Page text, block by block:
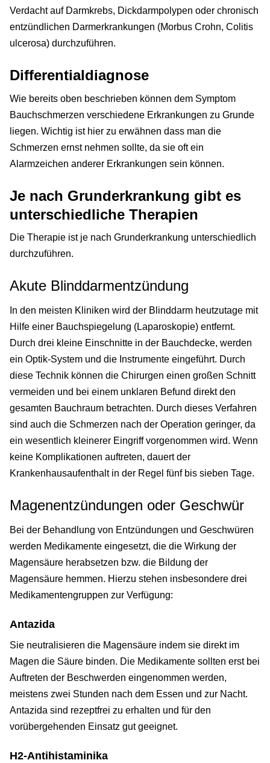
Verdacht auf Darmkrebs, Dickdarmpolypen oder chronisch
entzündlichen Darmerkrankungen (Morbus Crohn, Colitis
ulcerosa) durchzuführen.
Differentialdiagnose
Wie bereits oben beschrieben können dem Symptom
Bauchschmerzen verschiedene Erkrankungen zu Grunde
liegen. Wichtig ist hier zu erwähnen dass man die
Schmerzen ernst nehmen sollte, da sie oft ein
Alarmzeichen anderer Erkrankungen sein können.
Je nach Grunderkrankung gibt es
unterschiedliche Therapien
Die Therapie ist je nach Grunderkrankung unterschiedlich
durchzuführen.
Akute Blinddarmentzündung
In den meisten Kliniken wird der Blinddarm heutzutage mit
Hilfe einer Bauchspiegelung (Laparoskopie) entfernt.
Durch drei kleine Einschnitte in der Bauchdecke, werden
ein Optik-System und die Instrumente eingeführt. Durch
diese Technik können die Chirurgen einen großen Schnitt
vermeiden und bei einem unklaren Befund direkt den
gesamten Bauchraum betrachten. Durch dieses Verfahren
sind auch die Schmerzen nach der Operation geringer, da
ein wesentlich kleinerer Eingriff vorgenommen wird. Wenn
keine Komplikationen auftreten, dauert der
Krankenhausaufenthalt in der Regel fünf bis sieben Tage.
Magenentzündungen oder Geschwür
Bei der Behandlung von Entzündungen und Geschwüren
werden Medikamente eingesetzt, die die Wirkung der
Magensäure herabsetzen bzw. die Bildung der
Magensäure hemmen. Hierzu stehen insbesondere drei
Medikamentengruppen zur Verfügung:
Antazida
Sie neutralisieren die Magensäure indem sie direkt im
Magen die Säure binden. Die Medikamente sollten erst bei
Auftreten der Beschwerden eingenommen werden,
meistens zwei Stunden nach dem Essen und zur Nacht.
Antazida sind rezeptfrei zu erhalten und für den
vorübergehenden Einsatz gut geeignet.
H2-Antihistaminika